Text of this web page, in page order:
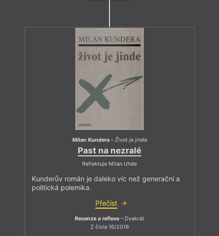
Milan Kundera–Život je jinde
Past na nezralé
Reflektuje Milan Uhde
Kunderův román je daleko víc než generační a
politická polemika.
Přečíst
Recenze a reflexe – Dvakrát
Z čísla 16/2016